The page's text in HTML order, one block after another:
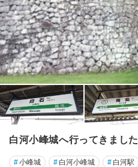
飯
坂
温
泉
土
湯
・
岳
・
二
本
松
白河小峰城へ行ってきました
#小峰城 # 白河小峰城 # 白河駅